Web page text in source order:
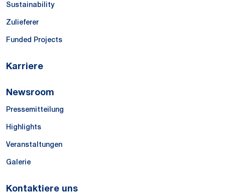
Sustainability
Zulieferer
Funded Projects
Karriere
Newsroom
Pressemitteilung
Highlights
Veranstaltungen
Galerie
Kontaktiere uns